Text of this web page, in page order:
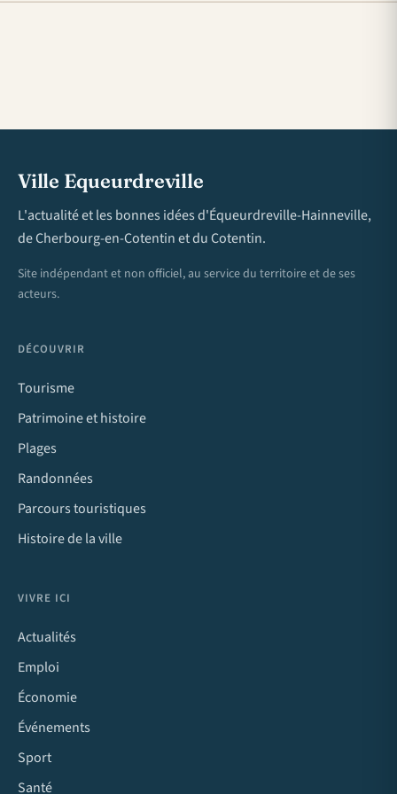
Ville Equeurdreville
L'actualité et les bonnes idées d'Équeurdreville-Hainneville,
de Cherbourg-en-Cotentin et du Cotentin.
Site indépendant et non officiel, au service du territoire et de ses
acteurs.
DÉCOUVRIR
Tourisme
Patrimoine et histoire
Plages
Randonnées
Parcours touristiques
Histoire de la ville
VIVRE ICI
Actualités
Emploi
Économie
Événements
Sport
Santé